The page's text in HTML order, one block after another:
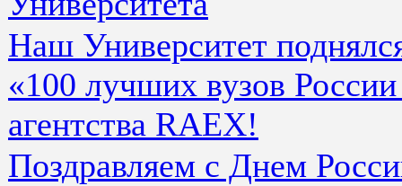
Наш Университет
«100 лучших вузов
агентства RAEX!
Поздравляем с Днем